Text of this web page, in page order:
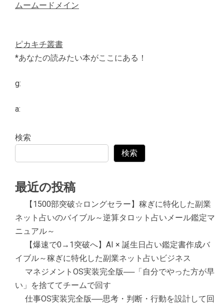
ムームードメイン
ピカキチ叢書
*あなたの読みたい本がここにある！
g:
a:
検索
検索
最近の投稿
【1500部突破☆ロングセラー】稼ぎに特化した副業
ネット占いのバイブル～逆算タロット占いメール鑑定マ
ニュアル～
【爆速で0→1突破へ】AI × 誕生日占い鑑定書作成バ
イブル～稼ぎに特化した副業ネット占いビジネス
マネジメントOS実装完全版──「自分でやった方が早
い」を捨ててチームで回す
仕事OS実装完全版──思考・判断・行動を設計して回